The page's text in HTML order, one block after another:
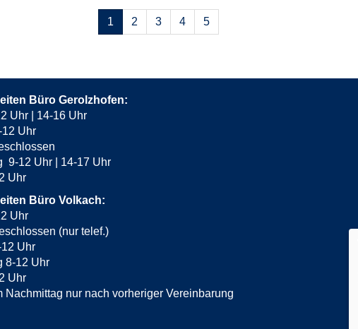
Seiten
blättern
1 2 3 4 5
Büro Gerolzhofen:
Uhr | 14-16 Uhr
12 Uhr
9-12 Uhr | 14-17 Uhr
Uhr
Büro Volkach:
Uhr
(nur telef.)
Uhr
8-12 Uhr
Uhr
Nachmittag nur nach vorheriger Vereinbarung